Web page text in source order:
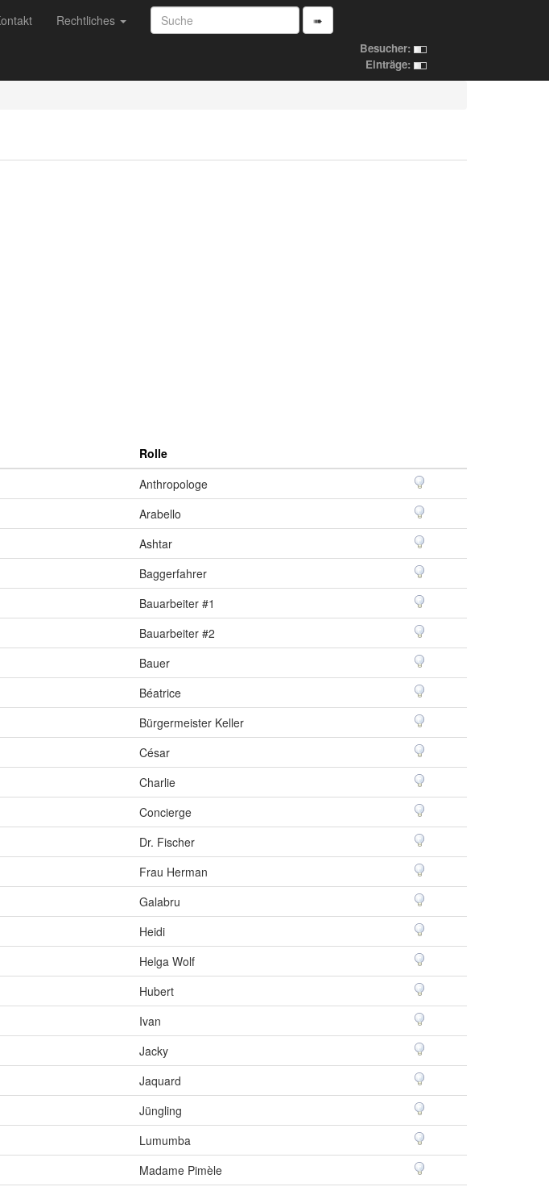
Rechtliches ➠
Besucher:
Einträge:
Rolle
Anthropologe
Arabello
Ashtar
Baggerfahrer
Bauarbeiter #1
Bauarbeiter #2
Bauer
Béatrice
Bürgermeister Keller
César
Charlie
Concierge
Dr. Fischer
Frau Herman
Galabru
Heidi
Helga Wolf
Hubert
Ivan
Jacky
Jaquard
Jüngling
Lumumba
Madame Pimèle